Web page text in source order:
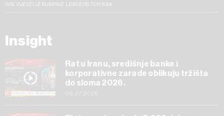
SVE VIJESTI IZ RUBRIKE LEADERS FOR BBA
Insight
Rat u Iranu, središnje banke i
korporativne zarade oblikuju tržišta
do sloma 2026.